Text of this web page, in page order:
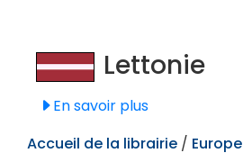
Lettonie
En savoir plus
Accueil de la librairie / Europe